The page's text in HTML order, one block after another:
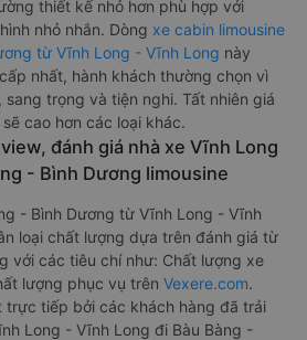
thiết kế nhỏ hơn phù hợp với
nhỏ nhắn. Dòng xe cabin limousine
từ Vĩnh Long - Vĩnh Long này
nhất, hành khách thường chọn vì
trọng và tiện nghi. Tất nhiên giá
cao hơn các loại khác.
đánh giá nhà xe Vĩnh Long
- Bình Dương limousine
- Bình Dương từ Vĩnh Long - Vĩnh
loại chất lượng dựa trên đánh giá từ
với các tiêu chí như: Chất lượng xe
lượng phục vụ trên Vexere.com.
tiếp bởi các khách hàng đã trải
Long - Vĩnh Long đi Bàu Bàng -